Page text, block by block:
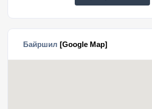
Байршил [Google Map]